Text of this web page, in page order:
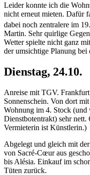
Leider konnte ich die
nicht erneut mieten. Dafür
dabei noch zentralere im
Martin. Sehr quirlige
Wetter spielte nicht ganz
der umsichtige Planung
Dienstag, 24.10.
Anreise mit TGV.
Sonnenschein. Von dort
Wohnung im 4. Stock
Dienstbotentrakt) sehr
Vermieterin ist Künstlerin.)
Abgelegt und gleich mit
von Sacré-Cœur aus
bis Alésia. Einkauf im
Tüten zurück.